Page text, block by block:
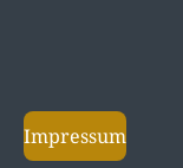
Impressum